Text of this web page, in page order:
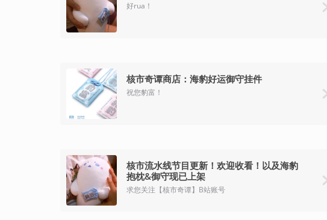
好rua！
核市奇谭商店：海豹好运御守挂件
祝您豹富！
核市流水线节目更新！欢迎收看！以及海豹
抱枕&御守现已上架
求您关注【核市奇谭】B站账号